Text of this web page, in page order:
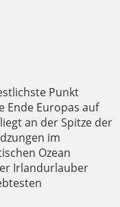
Punkt
Ende Europas auf
an der Spitze der
im
Ozean
Irlandurlauber